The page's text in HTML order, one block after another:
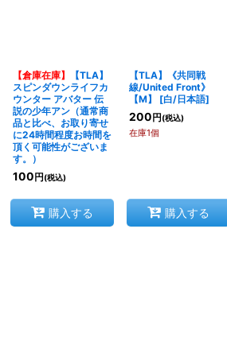
【倉庫在庫】
【TLA】
スピンダウンライフカ
ウンター アバター 伝
説の少年アン （通常商
品と比べ、お取り寄せ
に24時間程度お時間を
頂く可能性がございま
す。）
100 円 (税込)
購入する
【TLA】《共同戦
線/United Front》
【M】
[白/日本語]
200 円 (税込)
在庫1個
購入する